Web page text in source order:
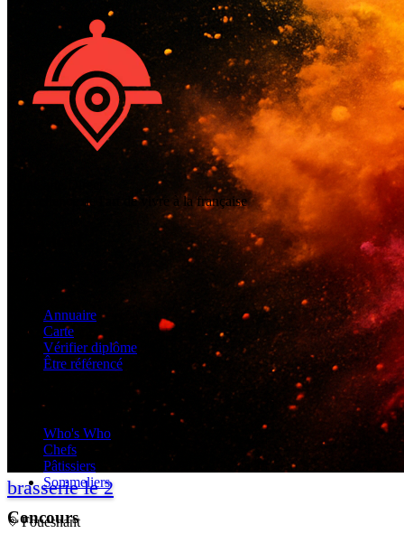
brasserie le 2
Fouesnant
L'excellence de l'art de vivre à la française
Annuaire
Carte
Vérifier diplôme
Être référencé
Who's Who
Chefs
Pâtissiers
Sommeliers
Concours